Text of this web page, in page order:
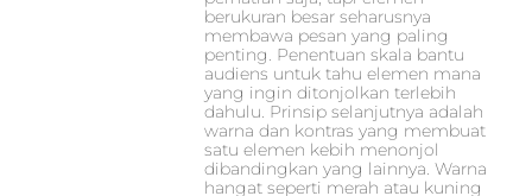
berukuran besar seharusnya
membawa pesan yang paling
penting. Penentuan skala bantu
audiens untuk tahu elemen mana
yang ingin ditonjolkan terlebih
dahulu. Prinsip selanjutnya adalah
warna dan kontras yang membuat
satu elemen kebih menonjol
dibandingkan yang lainnya. Warna
hangat seperti merah atau kuning